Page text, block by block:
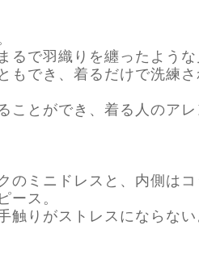
るで羽織りを纏ったよう
もでき、着るだけで洗練
ことができ、着る人のア
のミニドレスと、内側は
ース。
触りがストレスにならな